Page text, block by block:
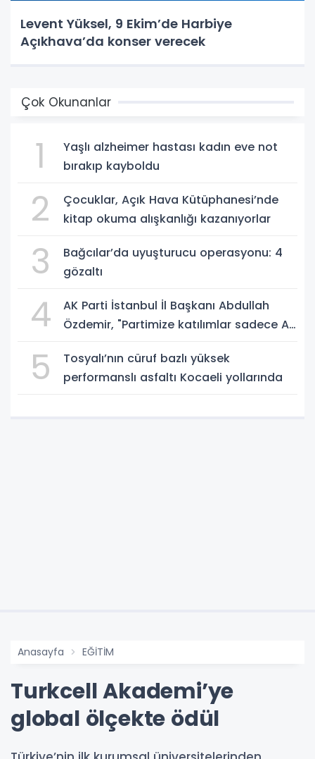
Levent Yüksel, 9 Ekim’de Harbiye
Açıkhava’da konser verecek
Çok Okunanlar
1
Yaşlı alzheimer hastası kadın eve not
bırakıp kayboldu
2
Çocuklar, Açık Hava Kütüphanesi’nde
kitap okuma alışkanlığı kazanıyorlar
3
Bağcılar’da uyuşturucu operasyonu: 4
gözaltı
4
AK Parti İstanbul İl Başkanı Abdullah
Özdemir, "Partimize katılımlar sadece AK
5
Tosyalı’nın cüruf bazlı yüksek
performanslı asfaltı Kocaeli yollarında
Anasayfa EĞİTİM
Turkcell Akademi’ye
global ölçekte ödül